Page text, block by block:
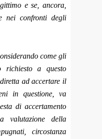
e se, ancora,
nei confronti degli
come gli
richiesto a questo
ad accertare il
in questione, va
di accertamento
valutazione della
circostanza